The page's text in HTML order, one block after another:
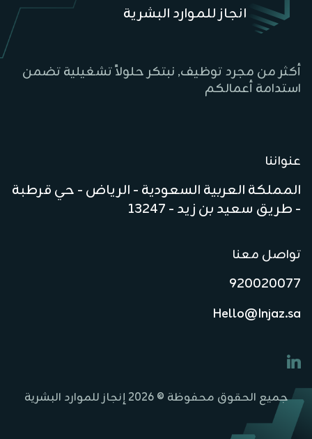
انجاز للموارد البشرية
أكثر من مجرد توظيف, نبتكر حلولاً تشغيلية تضمن
استدامة أعمالكم
عنواننا
المملكة العربية السعودية - الرياض - حي قرطبة
- طريق سعيد بن زيد - 13247
تواصل معنا
920020077
Hello@Injaz.sa
جميع الحقوق محفوظة © 2026 إنجاز للموارد البشرية